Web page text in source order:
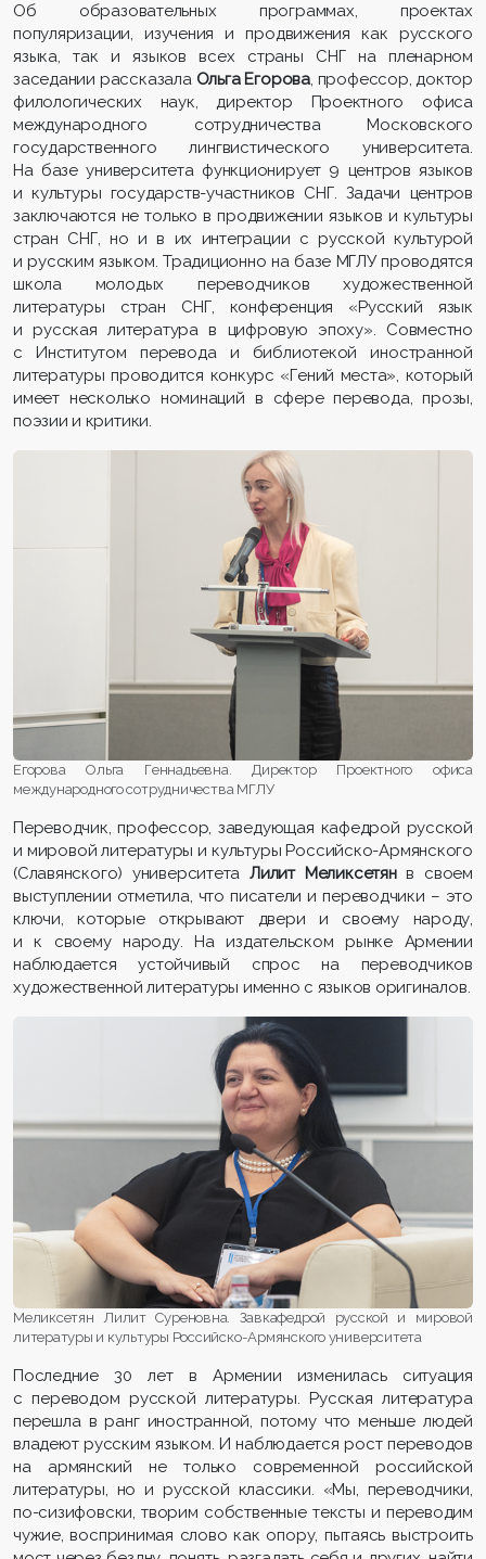
Об образовательных программах, проектах
популяризации, изучения и продвижения как русского
языка, так и языков всех страны СНГ на пленарном
заседании рассказала Ольга Егорова, профессор, доктор
филологических наук, директор Проектного офиса
международного сотрудничества Московского
государственного лингвистического университета.
На базе университета функционирует 9 центров языков
и культуры государств-участников СНГ. Задачи центров
заключаются не только в продвижении языков и культуры
стран СНГ, но и в их интеграции с русской культурой
и русским языком. Традиционно на базе МГЛУ проводятся
школа молодых переводчиков художественной
литературы стран СНГ, конференция «Русский язык
и русская литература в цифровую эпоху». Совместно
с Институтом перевода и библиотекой иностранной
литературы проводится конкурс «Гений места», который
имеет несколько номинаций в сфере перевода, прозы,
поэзии и критики.
Егорова Ольга Геннадьевна. Директор Проектного офиса
международного сотрудничества МГЛУ
Переводчик, профессор, заведующая кафедрой русской
и мировой литературы и культуры Российско-Армянского
(Славянского) университетаЛилит Меликсетянв своем
выступлении отметила, что писатели и переводчики – это
ключи, которые открывают двери и своему народу,
и к своему народу. На издательском рынке Армении
наблюдается устойчивый спрос на переводчиков
художественной литературы именно с языков оригиналов.
Меликсетян Лилит Суреновна. Завкафедрой русской и мировой
литературы и культуры Российско-Армянского университета
Последние 30 лет в Армении изменилась ситуация
с переводом русской литературы. Русская литература
перешла в ранг иностранной, потому что меньше людей
владеют русским языком. И наблюдается рост переводов
на армянский не только современной российской
литературы, но и русской классики. «Мы, переводчики,
по-сизифовски, творим собственные тексты и переводим
чужие, воспринимая слово как опору, пытаясь выстроить